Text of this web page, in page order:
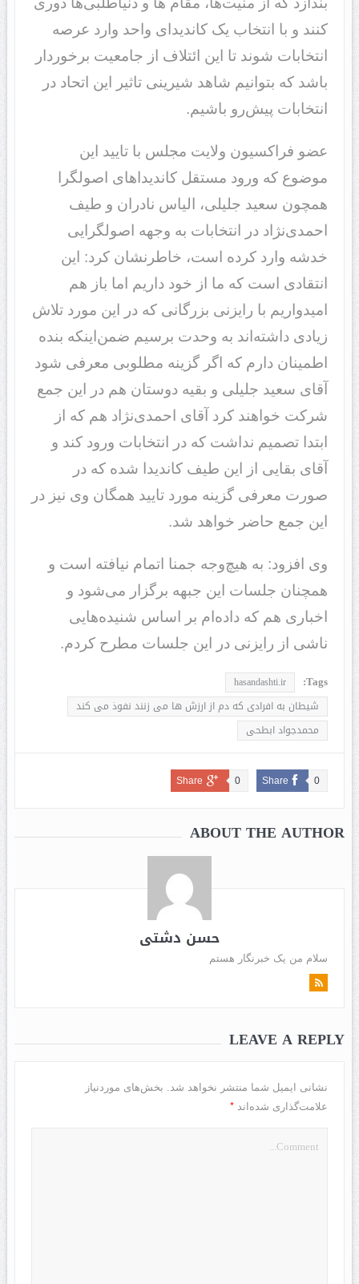
کنند و با انتخاب یک کاندیدای واحد وارد عرصه
انتخابات شوند تا این ائتلاف از جامعیت برخوردار
باشد که بتوانیم شاهد شیرینی تاثیر این اتحاد در
انتخابات پیش‌رو باشیم.
عضو فراکسیون ولایت مجلس با تایید این
موضوع که ورود مستقل کاندیداهای اصولگرا
همچون سعید جلیلی، الیاس نادران و طیف
احمدی‌نژاد در انتخابات به وجهه اصولگرایی
خدشه وارد کرده است، خاطرنشان کرد: این
انتقادی است که ما از خود داریم اما باز هم
امیدواریم با رایزنی بزرگانی که در این مورد تلاش
زیادی داشته‌اند به وحدت برسیم ضمن‌اینکه بنده
اطمینان دارم که اگر گزینه مطلوبی معرفی شود
آقای سعید جلیلی و بقیه دوستان هم در این جمع
شرکت خواهند کرد آقای احمدی‌نژاد هم که از
ابتدا تصمیم نداشت که در انتخابات ورود کند و
آقای بقایی از این طیف کاندیدا شده که در
صورت معرفی گزینه مورد تایید همگان وی نیز در
این جمع حاضر خواهد شد.
وی افزود: به هیچ‌وجه جمنا اتمام نیافته است و
همچنان جلسات این جبهه برگزار می‌شود و
اخباری هم که داده‌ام بر اساس شنیده‌هایی
ناشی از رایزنی در این جلسات مطرح کردم.
Tags:
hasandashti.ir
شیطان به افرادی که دم از ارزش ها می زنند نفوذ می کند
محمدجواد ابطحی
Share 0
Share 0
ABOUT THE AUTHOR
حسن دشتی
سلام من یک خبرنگار هستم
LEAVE A REPLY
نشانی ایمیل شما منتشر نخواهد شد.
بخش‌های موردنیاز
علامت‌گذاری شده‌اند *